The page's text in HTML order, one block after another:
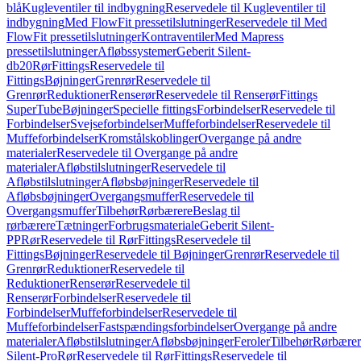
blåKugleventiler til indbygningReservedele til Kugleventiler til
indbygningMed FlowFit pressetilslutningerReservedele til Med
FlowFit pressetilslutningerKontraventilerMed Mapress
pressetilslutningerAfløbssystemerGeberit Silent-
db20RørFittingsReservedele til
FittingsBøjningerGrenrørReservedele til
GrenrørReduktionerRenserørReservedele til RenserørFittings
SuperTubeBøjningerSpecielle fittingsForbindelserReservedele til
ForbindelserSvejseforbindelserMuffeforbindelserReservedele til
MuffeforbindelserKromstålskoblingerOvergange på andre
materialerReservedele til Overgange på andre
materialerAfløbstilslutningerReservedele til
AfløbstilslutningerAfløbsbøjningerReservedele til
AfløbsbøjningerOvergangsmufferReservedele til
OvergangsmufferTilbehørRørbærereBeslag til
rørbærereTætningerForbrugsmaterialeGeberit Silent-
PPRørReservedele til RørFittingsReservedele til
FittingsBøjningerReservedele til BøjningerGrenrørReservedele til
GrenrørReduktionerReservedele til
ReduktionerRenserørReservedele til
RenserørForbindelserReservedele til
ForbindelserMuffeforbindelserReservedele til
MuffeforbindelserFastspændingsforbindelserOvergange på andre
materialerAfløbstilslutningerAfløbsbøjningerFerolerTilbehør
Silent-ProRørReservedele til RørFittingsReservedele til